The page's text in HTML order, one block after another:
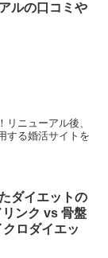
ルの口コミや
ニューアル後、
する婚活サイトを
ダイエットの
ンク vs 骨盤
ロダイエッ